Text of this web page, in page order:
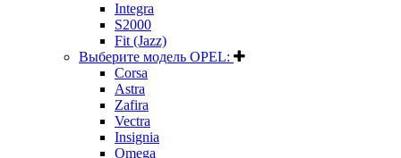
Integra
S2000
Fit (Jazz)
Выберите модель OPEL:
Corsa
Astra
Zafira
Vectra
Insignia
Omega